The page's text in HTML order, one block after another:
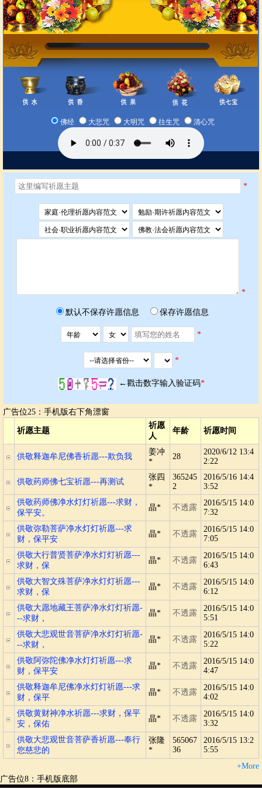
佛经 大悲咒 大明咒 往生咒 清心咒
*
*
默认不保存许愿信息 保存许愿信息
*
*
←戳击数字输入验证码*
广告位25：手机版右下角漂窗
祈愿主题
祈愿
人
年龄 祈愿时间
供敬释迦牟尼佛香祈愿---欺负我
姜冲
*
28
2020/6/12 13:4
2:22
供敬药师佛七宝祈愿---再测试
张四
*
365245
2
2016/5/16 14:4
3:52
供敬药师佛净水灯灯祈愿---求财，
保平安。
晶* 不透露
2016/5/15 14:0
7:32
供敬弥勒菩萨净水灯灯祈愿---求
财，保平安
晶* 不透露
2016/5/15 14:0
7:05
供敬大行普贤菩萨净水灯灯祈愿---
求财，保
晶* 不透露
2016/5/15 14:0
6:43
供敬大智文殊菩萨净水灯灯祈愿---
求财，保
晶* 不透露
2016/5/15 14:0
6:12
供敬大愿地藏王菩萨净水灯灯祈愿-
--求财，
晶* 不透露
2016/5/15 14:0
5:51
供敬大悲观世音菩萨净水灯灯祈愿-
--求财，
晶* 不透露
2016/5/15 14:0
5:22
供敬阿弥陀佛净水灯灯祈愿---求
财，保平安
晶* 不透露
2016/5/15 14:0
4:47
供敬释迦牟尼佛净水灯灯祈愿---求
财，保平
晶* 不透露
2016/5/15 14:0
4:02
供敬黄财神净水祈愿---求财，保平
安，保佑
晶* 不透露
2016/5/15 14:0
3:32
供敬大悲观世音菩萨香祈愿---奉行
您慈悲的
张隆
*
565067
36
2016/5/15 13:2
5:55
+More
广告位8：手机版底部